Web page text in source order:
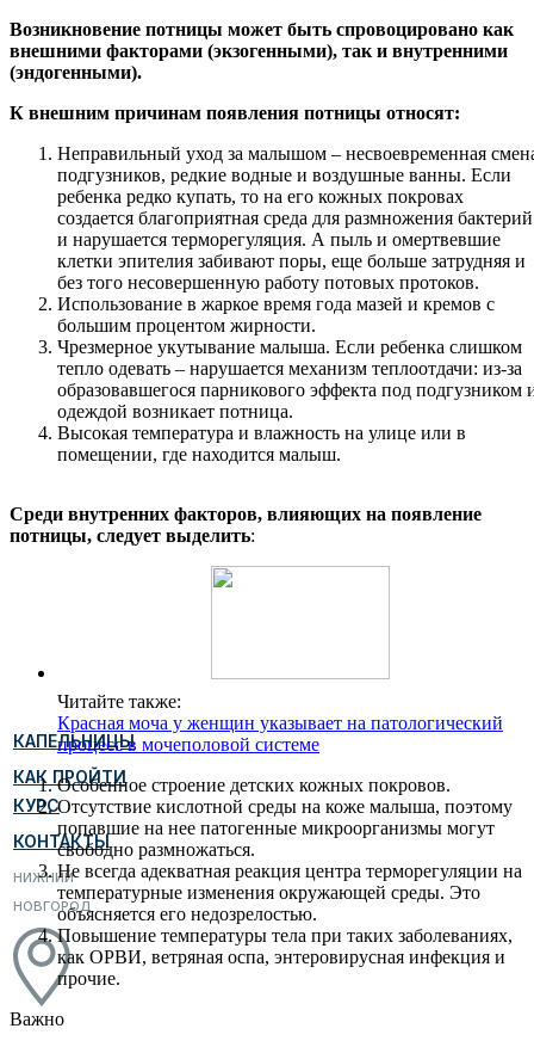
КАПЕЛЬНИЦЫ
КАК ПРОЙТИ
КУРС
КОНТАКТЫ
НИЖНИЙ
НОВГОРОД
Возникновение потницы может быть спровоцировано как
внешними факторами (экзогенными), так и внутренними
(эндогенными).
К внешним причинам появления потницы относят:
Неправильный уход за малышом – несвоевременная
подгузников, редкие водные и воздушные ванны. Если
ребенка редко купать, то на его кожных покровах
создается благоприятная среда для размножения бактерий
и нарушается терморегуляция. А пыль и омертвевшие
клетки эпителия забивают поры, еще больше затрудняя и
без того несовершенную работу потовых протоков.
Использование в жаркое время года мазей и кремов с
большим процентом жирности.
Чрезмерное укутывание малыша. Если ребенка слишком
тепло одевать – нарушается механизм теплоотдачи: из-за
образовавшегося парникового эффекта под подгузником
одеждой возникает потница.
Высокая температура и влажность на улице или в
помещении, где находится малыш.
Среди внутренних факторов, влияющих на появление
потницы, следует выделить:
Читайте также:
Красная моча у женщин указывает на патологический
процесс в мочеполовой системе
Особенное строение детских кожных покровов.
Отсутствие кислотной среды на коже малыша, поэтому
попавшие на нее патогенные микроорганизмы могут
свободно размножаться.
Не всегда адекватная реакция центра терморегуляции на
температурные изменения окружающей среды. Это
объясняется его недозрелостью.
Повышение температуры тела при таких заболеваниях,
как ОРВИ, ветряная оспа, энтеровирусная инфекция и
прочие.
Важно